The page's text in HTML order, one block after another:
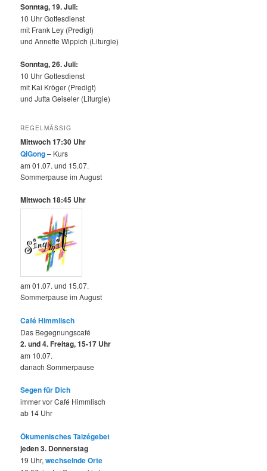
Sonntag, 19. Juli:
10 Uhr Gottesdienst
mit Frank Ley (Predigt)
und Annette Wippich (Liturgie)
Sonntag, 26. Juli:
10 Uhr Gottesdienst
mit Kai Kröger (Predigt)
und Jutta Geiseler (Liturgie)
REGELMÄSSIG
Mittwoch 17:30 Uhr
QiGong– Kurs
am 01.07. und 15.07.
Sommerpause im August
Mittwoch 18:45 Uhr
am 01.07. und 15.07.
Sommerpause im August
Café Himmlisch
Das Begegnungscafé
2. und 4. Freitag, 15-17 Uhr
am 10.07.
danach Sommerpause
Segen für Dich
immer vor Café Himmlisch
ab 14 Uhr
Ökumenisches Taizégebet
jeden 3. Donnerstag
19 Uhr,wechselnde Orte